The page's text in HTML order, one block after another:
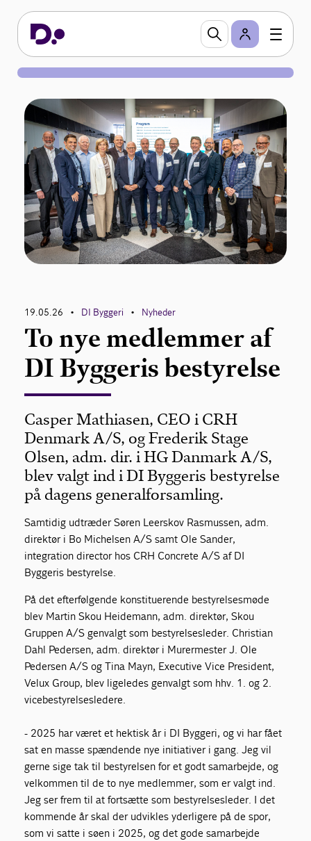
19.05.26 • DI Byggeri • Nyheder
To nye medlemmer af
DI Byggeris bestyrelse
Casper Mathiasen, CEO i CRH
Denmark A/S, og Frederik Stage
Olsen, adm. dir. i HG Danmark A/S,
blev valgt ind i DI Byggeris bestyrelse
på dagens generalforsamling.
Samtidig udtræder Søren Leerskov Rasmussen, adm.
direktør i Bo Michelsen A/S samt Ole Sander,
integration director hos CRH Concrete A/S af DI
Byggeris bestyrelse.
På det efterfølgende konstituerende bestyrelsesmøde
blev Martin Skou Heidemann, adm. direktør, Skou
Gruppen A/S genvalgt som bestyrelsesleder. Christian
Dahl Pedersen, adm. direktør i Murermester J. Ole
Pedersen A/S og Tina Mayn, Executive Vice President,
Velux Group, blev ligeledes genvalgt som hhv. 1. og 2.
vicebestyrelsesledere.
- 2025 har været et hektisk år i DI Byggeri, og vi har fået
sat en masse spændende nye initiativer i gang. Jeg vil
gerne sige tak til bestyrelsen for et godt samarbejde, og
velkommen til de to nye medlemmer, som er valgt ind.
Jeg ser frem til at fortsætte som bestyrelsesleder. I det
kommende år skal der udvikles yderligere på de spor,
som vi satte i søen i 2025, og det gode samarbejde